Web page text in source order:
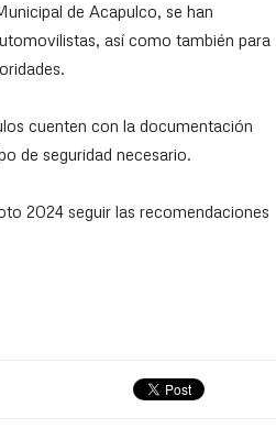
de Acapulco, se han
así como también para
cuenten con la documentación
de seguridad necesario.
2024 seguir las recomendaciones